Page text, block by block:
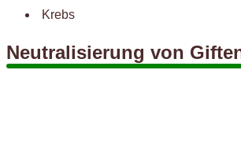
Krebs
Neutralisierung von